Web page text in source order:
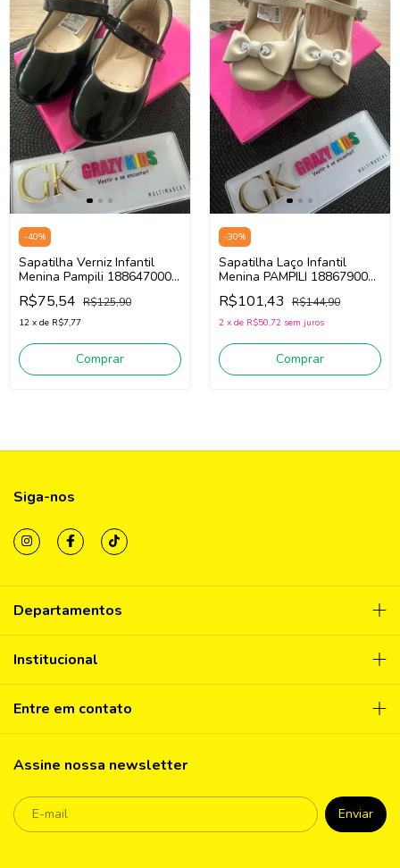
-40%
Sapatilha Verniz Infantil
Menina Pampili 188647000
(preto)
R$75,54 R$125,90
12 x de R$7,77
Comprar
-30%
Sapatilha Laço Infantil
Menina PAMPILI 188679000
(areia)
R$101,43 R$144,90
2 x de R$50,72 sem juros
Comprar
Siga-nos
Departamentos
Institucional
Entre em contato
Assine nossa newsletter